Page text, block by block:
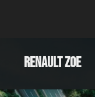
RENAULT ZOE